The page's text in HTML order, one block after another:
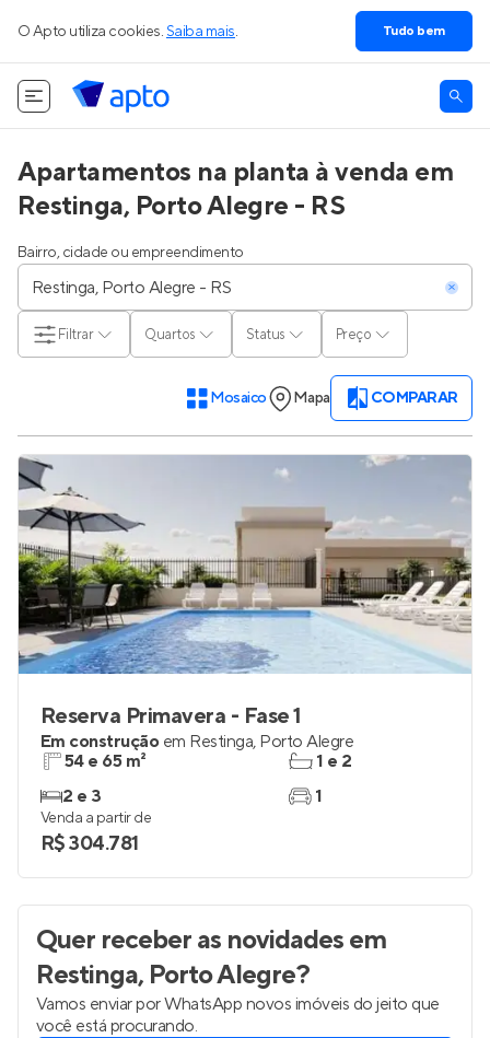
O Apto utiliza cookies. Saiba mais. Tudo bem
Apartamentos na planta à venda em
Restinga, Porto Alegre - RS
Bairro, cidade ou empreendimento
Quartos Status Preço
Filtrar
Mosaico Mapa COMPARAR
Reserva Primavera - Fase 1
Em construção em Restinga, Porto Alegre
54 e 65 m²
2 e 3
1 e 2
1
Venda a partir de
R$ 304.781
Quer receber as novidadesem
Restinga, Porto Alegre?
Vamos enviar por WhatsApp novos imóveis do jeito que
você está procurando.